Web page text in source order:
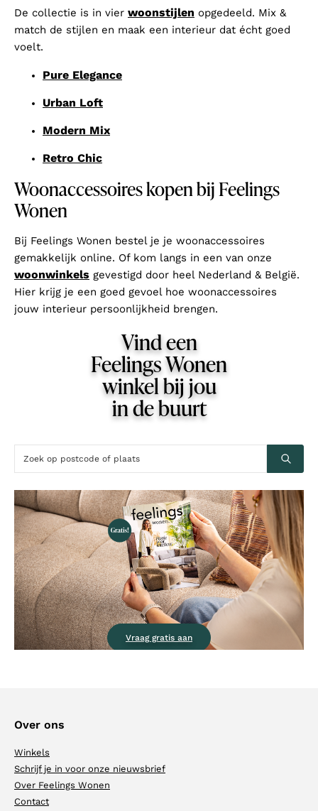
De collectie is in vier woonstijlen opgedeeld. Mix &
match de stijlen en maak een interieur dat écht goed
voelt.
Pure Elegance
Urban Loft
Modern Mix
Retro Chic
Woonaccessoires kopen bij Feelings
Wonen
Bij Feelings Wonen bestel je je woonaccessoires
gemakkelijk online. Of kom langs in een van onze
woonwinkels gevestigd door heel Nederland & België.
Hier krijg je een goed gevoel hoe woonaccessoires
jouw interieur persoonlijkheid brengen.
Vind een
Feelings Wonen
winkel bij jou
in de buurt
Vraag gratis aan
Over ons
Winkels
Schrijf je in voor onze nieuwsbrief
Over Feelings Wonen
Contact